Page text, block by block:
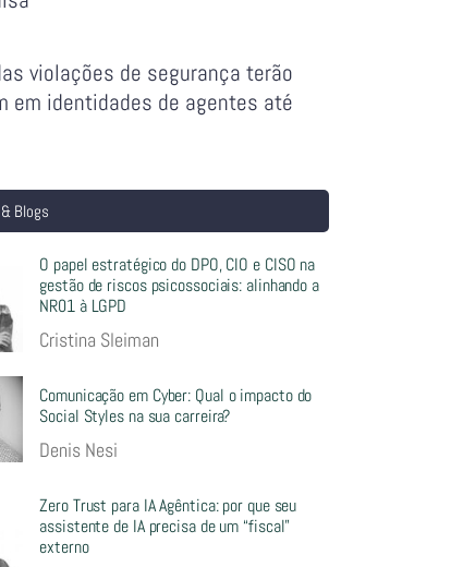
violações de segurança terão
em identidades de agentes até
Blogs
O papel estratégico do DPO, CIO e CISO na
gestão de riscos psicossociais: alinhando a
NR01 à LGPD
Cristina Sleiman
Comunicação em Cyber: Qual o impacto do
Social Styles na sua carreira?
Denis Nesi
Zero Trust para IA Agêntica: por que seu
assistente de IA precisa de um “fiscal”
externo